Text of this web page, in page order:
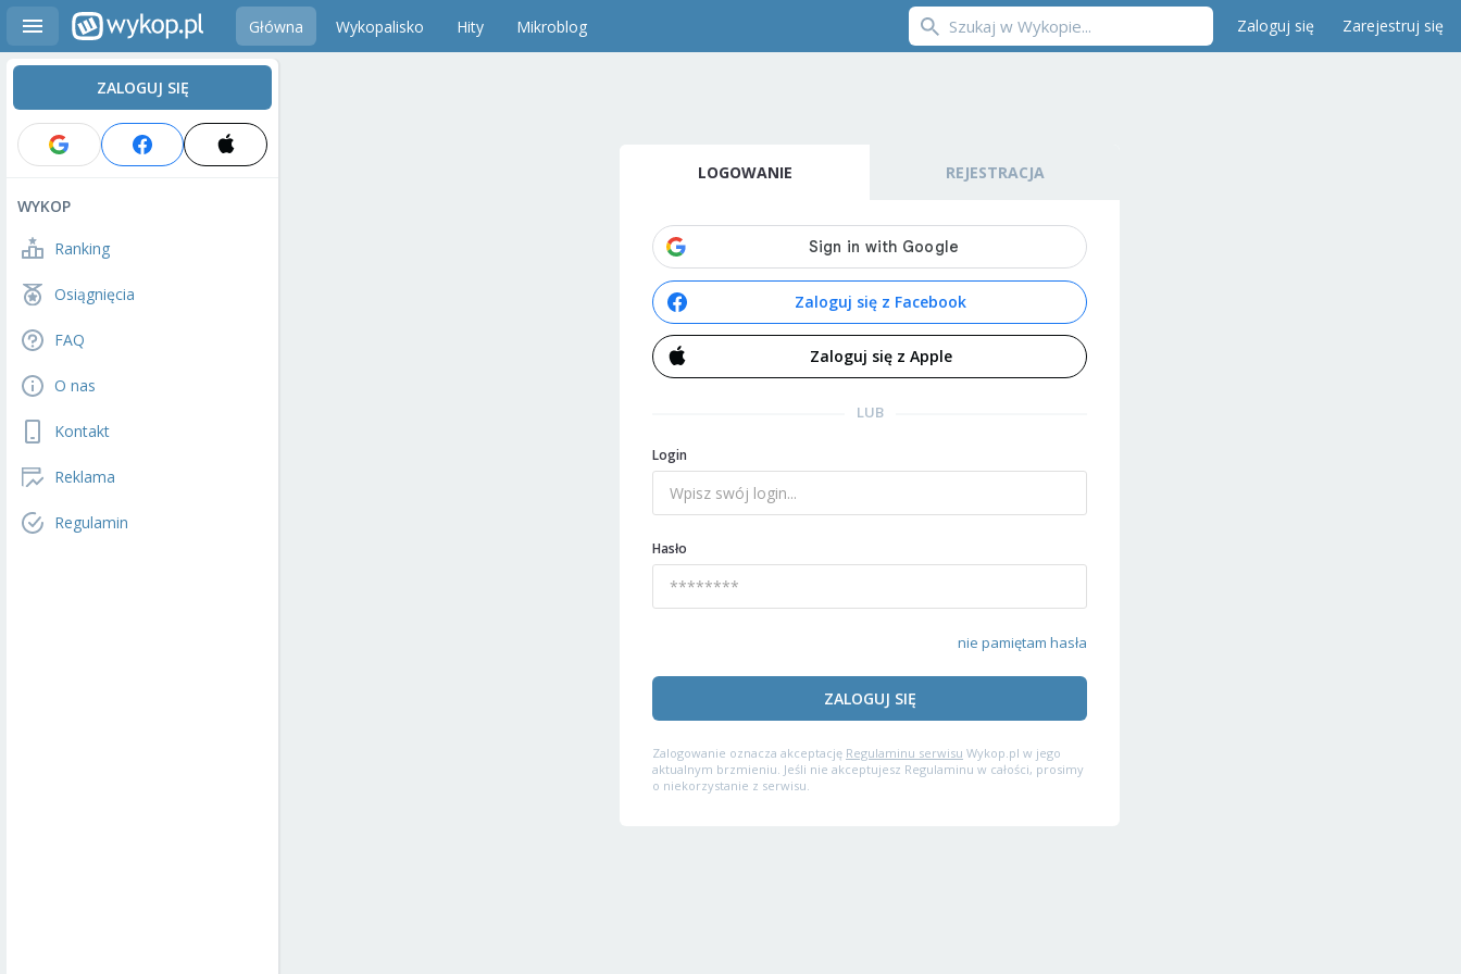
Główna Wykopalisko Hity Mikroblog Zaloguj się Zarejestruj się
ZALOGUJ SIĘ
WYKOP
Ranking
Osiągnięcia
FAQ
O nas
Kontakt
Reklama
Regulamin
LOGOWANIE REJESTRACJA
Zaloguj się z Facebook
Zaloguj się z Apple
LUB
Login
Hasło
nie pamiętam hasła
ZALOGUJ SIĘ
Zalogowanie oznacza akceptację Regulaminu serwisu Wykop.pl w jego
aktualnym brzmieniu. Jeśli nie akceptujesz Regulaminu w całości, prosimy
o niekorzystanie z serwisu.